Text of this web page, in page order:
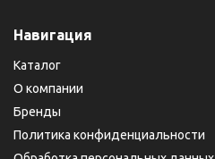
Навигация
Каталог
О компании
Бренды
Политика конфиденциальности